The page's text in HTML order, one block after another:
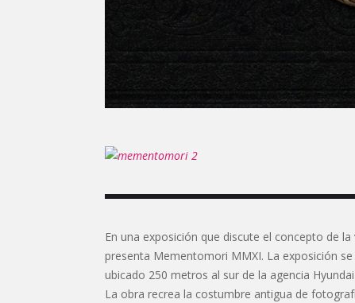
En una exposición que discute el concepto de
presenta Mementomori MMXI. La exposición
ubicado 250 metros al sur de la agencia
La obra recrea la costumbre antigua de